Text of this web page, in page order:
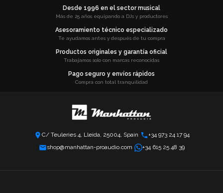
Desde 1996 en el sector musical
Más de 25 años equipando a DJs y productores
Asesoramiento técnico especializado
Te ayudamos antes y después de tu compra
Productos originales y garantía oficial
Trabajamos solo con marcas reconocidas
Pago seguro y envíos rápidos
Compra con total tranquilidad
C/ Teuleries 4, Lleida, 25004, Spain
+34 973 24 17 94
shop@manhattan-proaudio.com
+34 615 25 48 39